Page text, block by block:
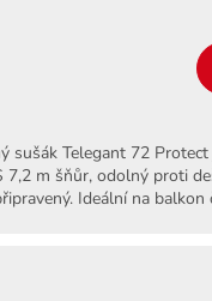
sušák Telegant 72
7,2 m šňůr, odolný proti
Ideální na balkon